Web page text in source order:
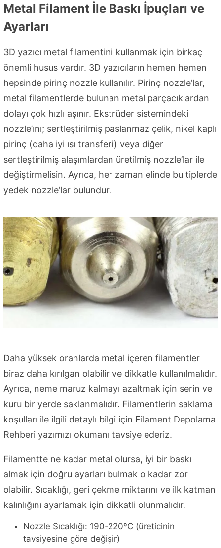
Metal Filament İle Baskı İpuçları ve
Ayarları
3D yazıcı metal filamentini kullanmak için birkaç
önemli husus vardır. 3D yazıcıların hemen hemen
hepsinde pirinç nozzle kullanılır. Pirinç nozzle’lar,
metal filamentlerde bulunan metal parçacıklardan
dolayı çok hızlı aşınır. Ekstrüder sistemindeki
nozzle’ını; sertleştirilmiş paslanmaz çelik, nikel kaplı
pirinç (daha iyi ısı transferi) veya diğer
sertleştirilmiş alaşımlardan üretilmiş nozzle’lar ile
değiştirmelisin. Ayrıca, her zaman elinde bu tiplerde
yedek nozzle’lar bulundur.
Daha yüksek oranlarda metal içeren filamentler
biraz daha kırılgan olabilir ve dikkatle kullanılmalıdır.
Ayrıca, neme maruz kalmayı azaltmak için serin ve
kuru bir yerde saklanmalıdır. Filamentlerin saklama
koşulları ile ilgili detaylı bilgi için Filament Depolama
Rehberi yazımızı okumanı tavsiye ederiz.
Filamentte ne kadar metal olursa, iyi bir baskı
almak için doğru ayarları bulmak o kadar zor
olabilir. Sıcaklığı, geri çekme miktarını ve ilk katman
kalınlığını ayarlamak için dikkatli olunmalıdır.
Nozzle Sıcaklığı: 190-220ºC (üreticinin
tavsiyesine göre değişir)